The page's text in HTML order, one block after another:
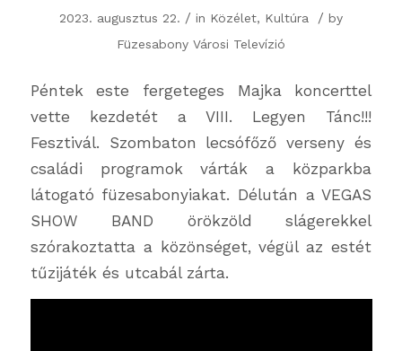
2023. augusztus 22. / in Közélet, Kultúra / by
Füzesabony Városi Televízió
Péntek este fergeteges Majka koncerttel
vette kezdetét a VIII. Legyen Tánc!!!
Fesztivál. Szombaton lecsófőző verseny és
családi programok várták a közparkba
látogató füzesabonyiakat. Délután a VEGAS
SHOW BAND örökzöld slágerekkel
szórakoztatta a közönséget, végül az estét
tűzijáték és utcabál zárta.